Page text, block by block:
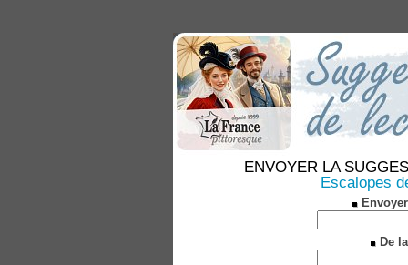
ENVOYER LA
Escalopes
De